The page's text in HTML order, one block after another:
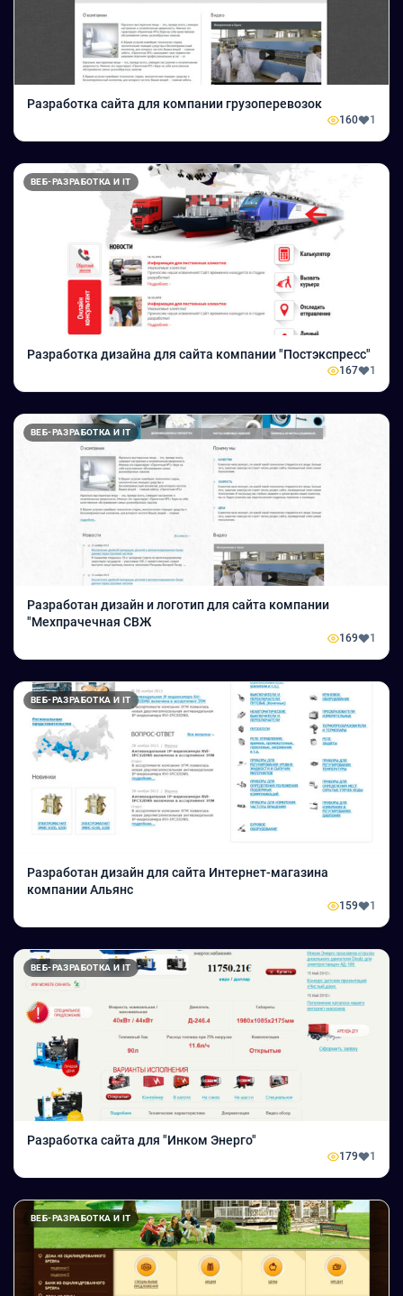
Разработка сайта для компании грузоперевозок
160 1
ВЕБ-РАЗРАБОТКА И IT
Разработка дизайна для сайта компании "Постэкспресс"
167 1
ВЕБ-РАЗРАБОТКА И IT
Разработан дизайн и логотип для сайта компании
"Мехпрачечная СВЖ
169 1
ВЕБ-РАЗРАБОТКА И IT
Разработан дизайн для сайта Интернет-магазина
компании Альянс
159 1
ВЕБ-РАЗРАБОТКА И IT
Разработка сайта для "Инком Энерго"
179 1
ВЕБ-РАЗРАБОТКА И IT